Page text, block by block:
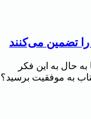
به حال به این فکر
به موفقیت برسید؟